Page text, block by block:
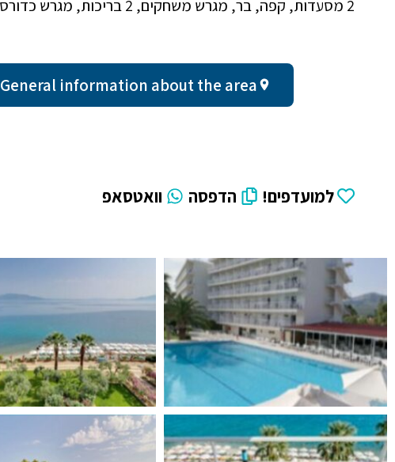
2 מסעדות, קפה, בר, מגרש משחקים, 2 בריכות, מגרש כדורסל
General information about the area - עד שעתיים מאתונה
למועדפים! הדפסה וואטסאפ